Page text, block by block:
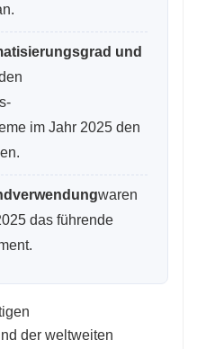
und
im Jahr 2025 den
waren
das führende
der weltweiten